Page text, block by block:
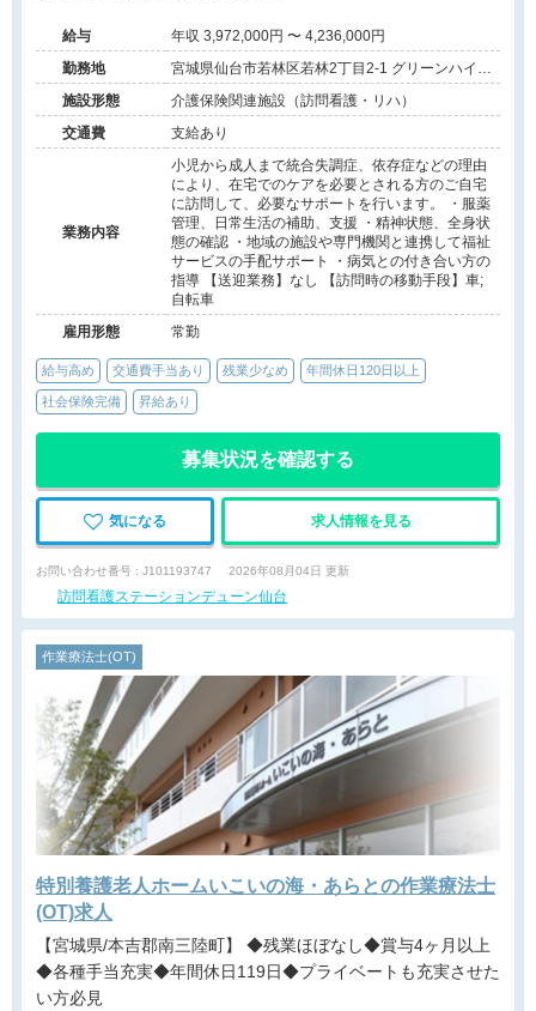
給与
年収 3,972,000円 〜 4,236,000円
勤務地
宮城県仙台市若林区若林2丁目2-1 グリーンハイツ
若林Ⅱ101号室
施設形態
介護保険関連施設（訪問看護・リハ）
交通費
支給あり
業務内容
小児から成人まで統合失調症、依存症などの理由
により、在宅でのケアを必要とされる方のご自宅
に訪問して、必要なサポートを行います。 ・服薬
管理、日常生活の補助、支援 ・精神状態、全身状
態の確認 ・地域の施設や専門機関と連携して福祉
サービスの手配サポート ・病気との付き合い方の
指導 【送迎業務】なし 【訪問時の移動手段】車;
自転車
雇用形態
常勤
給与高め 交通費手当あり 残業少なめ 年間休日120日以上
社会保険完備 昇給あり
募集状況を確認する
気になる 求人情報を見る
お問い合わせ番号 : J101193747 2026年08月04日 更新
訪問看護ステーションデューン仙台
作業療法士(OT)
特別養護老人ホームいこいの海・あらとの作業療法士
(OT)求人
【宮城県/本吉郡南三陸町】 ◆残業ほぼなし◆賞与4ヶ月以上
◆各種手当充実◆年間休日119日◆プライベートも充実させた
い方必見